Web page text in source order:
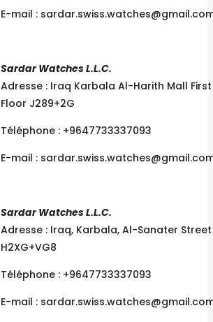
E-mail :
Sardar Watches L.L.C.
Adresse : Iraq Karbala Al-Harith Mall First
Floor J289+2G
Téléphone : +9647733337093
E-mail :
Sardar Watches L.L.C.
Adresse : Iraq, Karbala, Al-Sanater Street
H2XG+VG8
Téléphone : +9647733337093
E-mail :